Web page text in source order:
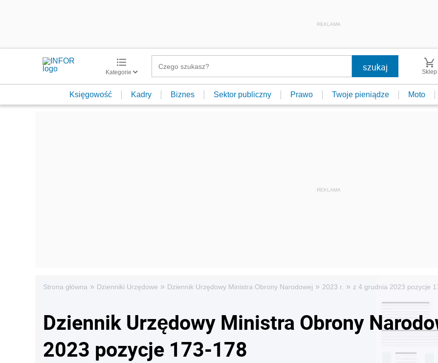
REKLAMA
Kategorie Sklep
Księgowość Kadry Biznes Sektor publiczny Prawo Twoje pieniądze Moto
Strona główna » Dzienniki Urzędowe » Dziennik Urzędowy Ministra Obrony Narodowej » 2023 r. » z 4 grudnia 2023 pozycje
Dziennik Urzędowy Ministra Obrony
2023 pozycje 173-178